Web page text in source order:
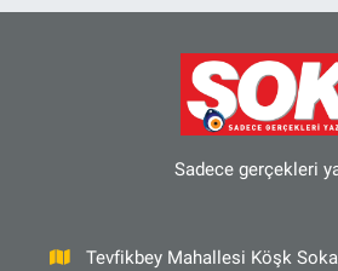
Sadece gerçekleri
Tevfikbey Mahallesi Köşk